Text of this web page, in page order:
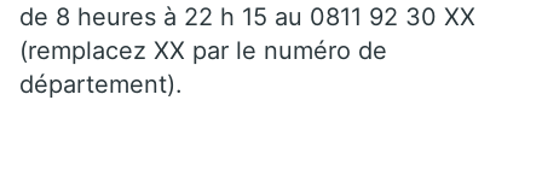
de 8 heures à 22 h 15 au 0811 92 30 XX
(remplacez XX par le numéro de
département).